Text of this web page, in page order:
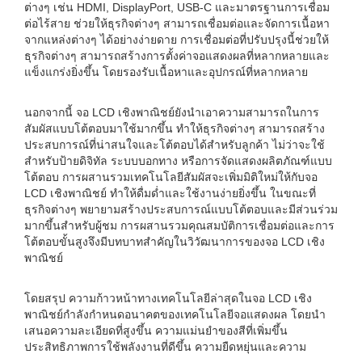
ต่างๆ เช่น HDMI, DisplayPort, USB-C และมาตรฐานการเชื่อม
ต่อไร้สาย ช่วยให้ธุรกิจต่างๆ สามารถเชื่อมต่อและจัดการเนื้อหา
จากแหล่งต่างๆ ได้อย่างง่ายดาย การเชื่อมต่อที่ปรับปรุงนี้ช่วยให้
ธุรกิจต่างๆ สามารถสร้างการตั้งค่าจอแสดงผลที่หลากหลายและ
แข็งแกร่งยิ่งขึ้น โดยรองรับเนื้อหาและอุปกรณ์ที่หลากหลาย
นอกจากนี้ จอ LCD เชิงพาณิชย์ยังนำเอาความสามารถในการ
สัมผัสแบบโต้ตอบมาใช้มากขึ้น ทำให้ธุรกิจต่างๆ สามารถสร้าง
ประสบการณ์ที่น่าสนใจและโต้ตอบได้สำหรับลูกค้า ไม่ว่าจะใช้
สำหรับป้ายดิจิทัล ระบบบอกทาง หรือการจัดแสดงผลิตภัณฑ์แบบ
โต้ตอบ การผสานรวมเทคโนโลยีสัมผัสจะเพิ่มมิติใหม่ให้กับจอ
LCD เชิงพาณิชย์ ทำให้ดื่มด่ำและใช้งานง่ายยิ่งขึ้น ในขณะที่
ธุรกิจต่างๆ พยายามสร้างประสบการณ์แบบโต้ตอบและมีส่วนร่วม
มากขึ้นสำหรับผู้ชม การผสานรวมคุณสมบัติการเชื่อมต่อและการ
โต้ตอบขั้นสูงจึงมีบทบาทสำคัญในวิวัฒนาการของจอ LCD เชิง
พาณิชย์
โดยสรุป ความก้าวหน้าทางเทคโนโลยีล่าสุดในจอ LCD เชิง
พาณิชย์กำลังกำหนดอนาคตของเทคโนโลยีจอแสดงผล โดยนำ
เสนอความละเอียดที่สูงขึ้น ความแม่นยำของสีที่เพิ่มขึ้น
ประสิทธิภาพการใช้พลังงานที่ดีขึ้น ความยืดหยุ่นและความ